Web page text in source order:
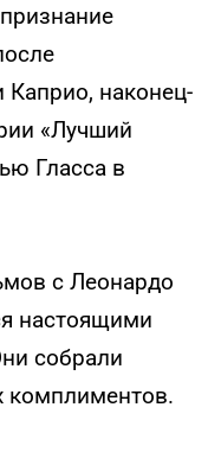
наконец-
«Лучший
Гласса в
с Леонардо
настоящими
собрали
комплиментов.